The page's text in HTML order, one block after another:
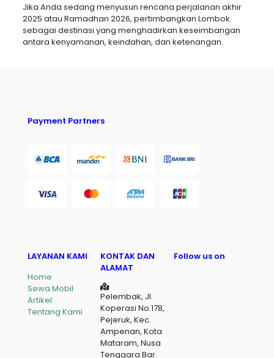
Jika Anda sedang menyusun rencana perjalanan akhir
2025 atau Ramadhan 2026, pertimbangkan Lombok
sebagai destinasi yang menghadirkan keseimbangan
antara kenyamanan, keindahan, dan ketenangan.
Payment Partners
LAYANAN KAMI
Home
Sewa Mobil
Artikel
Tentang Kami
KONTAK DAN
ALAMAT
Pelembak, Jl.
Koperasi No.178,
Pejeruk, Kec.
Ampenan, Kota
Mataram, Nusa
Tenggara Bar.
Follow us on